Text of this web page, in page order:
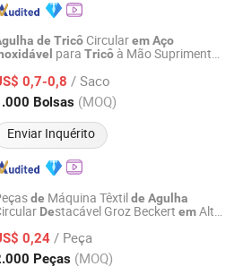
de Tricô CircularemAço
para Tricô à Mão Suprimentos
0,7-0,8 / Saco
Bolsas (MOQ)
Enviar Inquérito
TRADING CO., LTD.
Desde 2011
de Máquina Têxtilde Agulha
Destacável Groz Beckert emAlta
0,24 / Peça
Peças (MOQ)
Co., Ltd.
Desde 2025